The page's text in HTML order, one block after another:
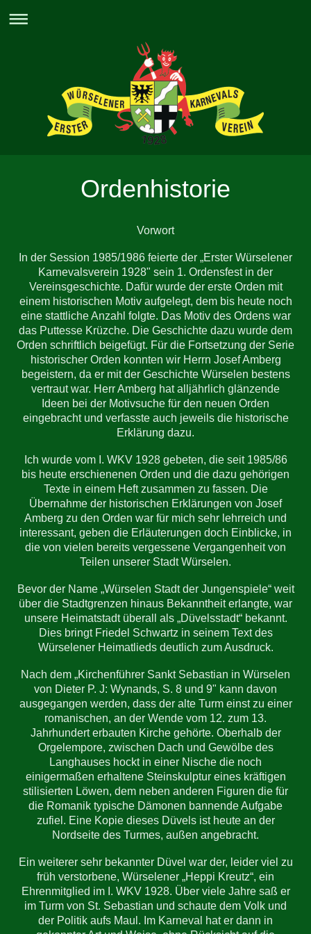
Ordenhistorie
Vorwort
In der Session 1985/1986 feierte der „Erster Würselener
Karnevalsverein 1928" sein 1. Ordensfest in der
Vereinsgeschichte. Dafür wurde der erste Orden mit
einem historischen Motiv aufgelegt, dem bis heute noch
eine stattliche Anzahl folgte. Das Motiv des Ordens war
das Puttesse Krüzche. Die Geschichte dazu wurde dem
Orden schriftlich beigefügt. Für die Fortsetzung der Serie
historischer Orden konnten wir Herrn Josef Amberg
begeistern, da er mit der Geschichte Würselen bestens
vertraut war. Herr Amberg hat alljährlich glänzende
Ideen bei der Motivsuche für den neuen Orden
eingebracht und verfasste auch jeweils die historische
Erklärung dazu.
Ich wurde vom I. WKV 1928 gebeten, die seit 1985/86
bis heute erschienenen Orden und die dazu gehörigen
Texte in einem Heft zusammen zu fassen. Die
Übernahme der historischen Erklärungen von Josef
Amberg zu den Orden war für mich sehr lehrreich und
interessant, geben die Erläuterungen doch Einblicke, in
die von vielen bereits vergessene Vergangenheit von
Teilen unserer Stadt Würselen.
Bevor der Name „Würselen Stadt der Jungenspiele“ weit
über die Stadtgrenzen hinaus Bekanntheit erlangte, war
unsere Heimatstadt überall als „Düvelsstadt“ bekannt.
Dies bringt Friedel Schwartz in seinem Text des
Würselener Heimatlieds deutlich zum Ausdruck.
Nach dem „Kirchenführer Sankt Sebastian in Würselen
von Dieter P. J: Wynands, S. 8 und 9" kann davon
ausgegangen werden, dass der alte Turm einst zu einer
romanischen, an der Wende vom 12. zum 13.
Jahrhundert erbauten Kirche gehörte. Oberhalb der
Orgelempore, zwischen Dach und Gewölbe des
Langhauses hockt in einer Nische die noch
einigermaßen erhaltene Steinskulptur eines kräftigen
stilisierten Löwen, dem neben anderen Figuren die für
die Romanik typische Dämonen bannende Aufgabe
zufiel. Eine Kopie dieses Düvels ist heute an der
Nordseite des Turmes, außen angebracht.
Ein weiterer sehr bekannter Düvel war der, leider viel zu
früh verstorbene, Würselener „Heppi Kreutz“, ein
Ehrenmitglied im I. WKV 1928. Über viele Jahre saß er
im Turm von St. Sebastian und schaute dem Volk und
der Politik aufs Maul. Im Karneval hat er dann in